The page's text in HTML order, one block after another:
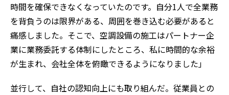
時間を確保できなくなっていたのです。自分1人で全業務
を背負うのは限界がある、周囲を巻き込む必要があると
痛感しました。そこで、空調設備の施工はパートナー企
業に業務委託する体制にしたところ、私に時間的な余裕
が生まれ、会社全体を俯瞰できるようになりました」
並行して、自社の認知向上にも取り組んだ。従業員との